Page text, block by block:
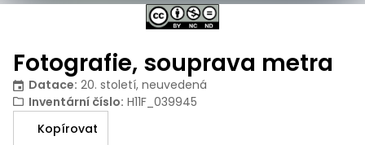
Fotografie, souprava metra
Datace: 20. století, neuvedená
Inventární číslo: H11F_039945
Kopírovat